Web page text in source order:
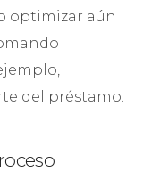
optimizar aún
del préstamo.